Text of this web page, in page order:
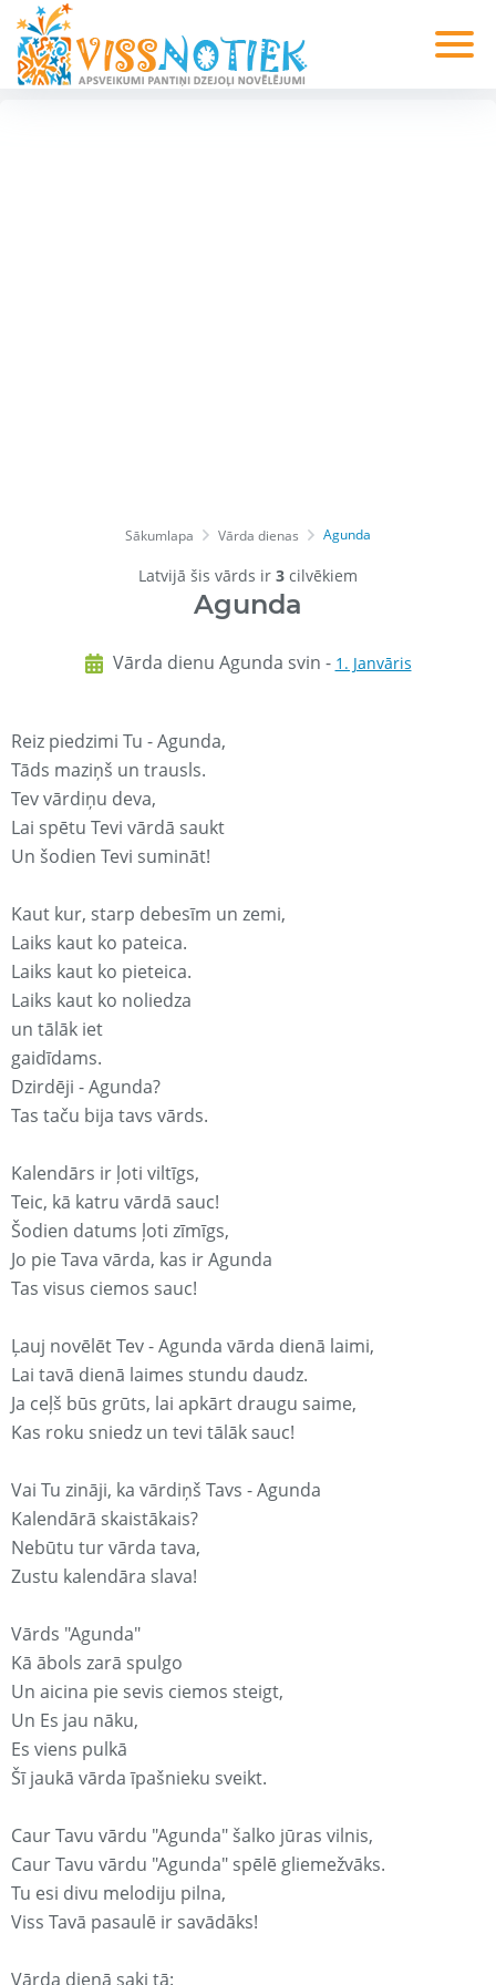
Sākumlapa Vārda dienas Agunda
Latvijā šis vārds ir 3 cilvēkiem
Agunda
Vārda dienu Agunda svin - 1. Janvāris
Reiz piedzimi Tu - Agunda,
Tāds maziņš un trausls.
Tev vārdiņu deva,
Lai spētu Tevi vārdā saukt
Un šodien Tevi sumināt!
Kaut kur, starp debesīm un zemi,
Laiks kaut ko pateica.
Laiks kaut ko pieteica.
Laiks kaut ko noliedza
un tālāk iet
gaidīdams.
Dzirdēji - Agunda?
Tas taču bija tavs vārds.
Kalendārs ir ļoti viltīgs,
Teic, kā katru vārdā sauc!
Šodien datums ļoti zīmīgs,
Jo pie Tava vārda, kas ir Agunda
Tas visus ciemos sauc!
Ļauj novēlēt Tev - Agunda vārda dienā laimi,
Lai tavā dienā laimes stundu daudz.
Ja ceļš būs grūts, lai apkārt draugu saime,
Kas roku sniedz un tevi tālāk sauc!
Vai Tu zināji, ka vārdiņš Tavs - Agunda
Kalendārā skaistākais?
Nebūtu tur vārda tava,
Zustu kalendāra slava!
Vārds "Agunda"
Kā ābols zarā spulgo
Un aicina pie sevis ciemos steigt,
Un Es jau nāku,
Es viens pulkā
Šī jaukā vārda īpašnieku sveikt.
Caur Tavu vārdu "Agunda" šalko jūras vilnis,
Caur Tavu vārdu "Agunda" spēlē gliemežvāks.
Tu esi divu melodiju pilna,
Viss Tavā pasaulē ir savādāks!
Vārda dienā saki tā: